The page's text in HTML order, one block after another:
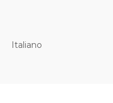
Italiano